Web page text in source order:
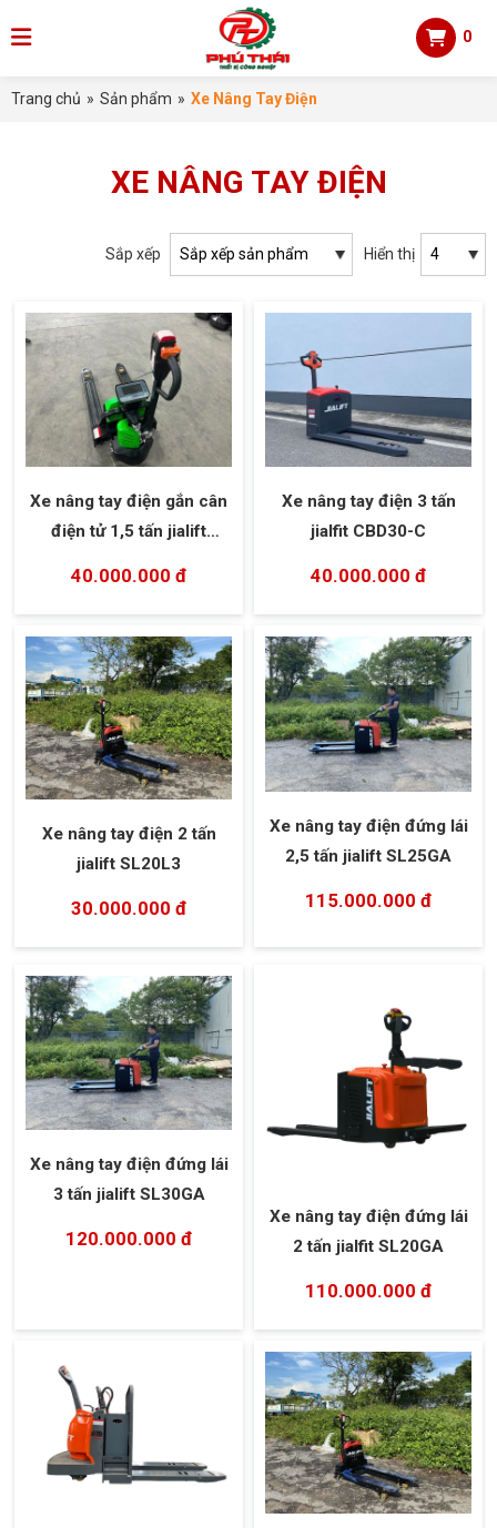
0
Trang chủ » Sản phẩm » Xe Nâng Tay Điện
XE NÂNG TAY ĐIỆN
Sắp xếp Hiển thị
Xe nâng tay điện gắn cân
điện tử 1,5 tấn jialift
40.000.000 đ
Xe nâng tay điện 3 tấn
jialfit CBD30-C
40.000.000 đ
Xe nâng tay điện 2 tấn
jialift SL20L3
30.000.000 đ
Xe nâng tay điện đứng lái
2,5 tấn jialift SL25GA
115.000.000 đ
Xe nâng tay điện đứng lái
3 tấn jialift SL30GA
120.000.000 đ
Xe nâng tay điện đứng lái
2 tấn jialfit SL20GA
110.000.000 đ